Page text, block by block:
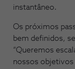
instantâneo.
Os próximos
bem definidos,
“Queremos
nossos